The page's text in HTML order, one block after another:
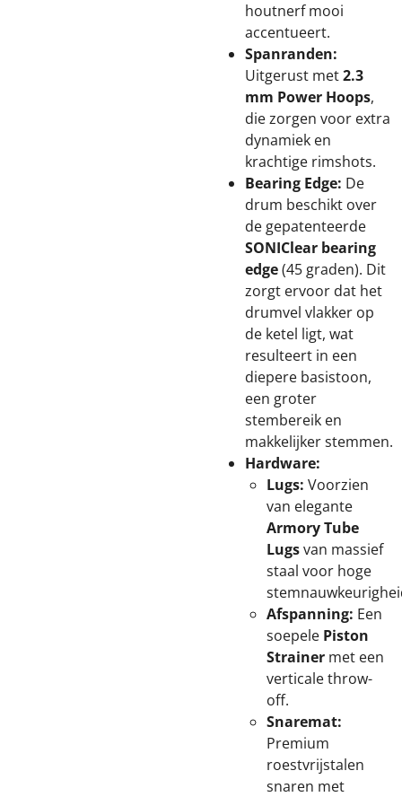
houtnerf mooi
accentueert.
Spanranden:
Uitgerust met2.3
mm Power Hoops,
die zorgen voor extra
dynamiek en
krachtige rimshots.
Bearing Edge: De
drum beschikt over
de gepatenteerde
SONIClear bearing
edge(45 graden). Dit
zorgt ervoor dat het
drumvel vlakker op
de ketel ligt, wat
resulteert in een
diepere basistoon,
een groter
stembereik en
makkelijker stemmen.
Hardware:
Lugs: Voorzien
van elegante
Armory Tube
Lugsvan massief
staal voor hoge
Afspanning: Een
soepele Piston
Strainer met een
verticale throw-
off.
Snaremat:
Premium
roestvrijstalen
snaren met